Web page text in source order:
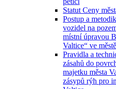
Statut Ceny
Postup a
vozidel na
místní úpravou
Valtice“ ve
Pravidla a
zásahů do
majetku města
zásypů rýh pro